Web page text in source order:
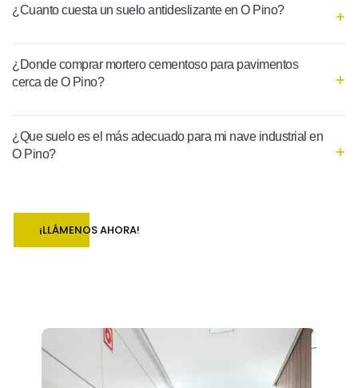
¿Cuanto cuesta un suelo antideslizante en O Pino?
¿Donde comprar mortero cementoso para pavimentos
cerca de O Pino?
¿Que suelo es el más adecuado para mi nave industrial en
O Pino?
¡LLÁMENOS AHORA!